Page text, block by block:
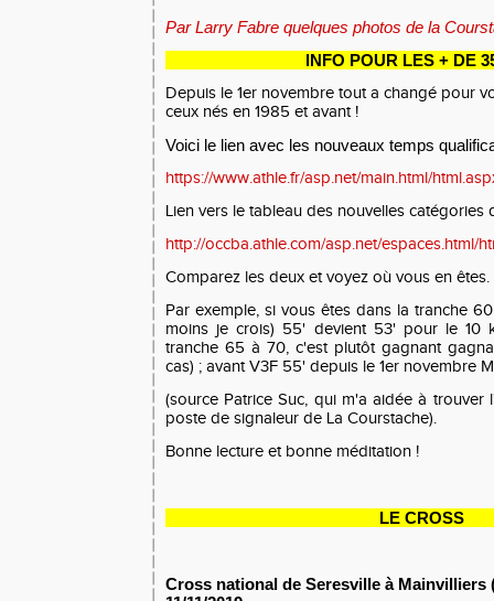
Par Larry Fabre quelques photos de la
INFO POUR LES + DE
Depuis le 1er novembre tout a changé pour
ceux nés en 1985 et avant !
Voici le lien avec les nouveaux temps
https://www.athle.fr/asp.net/main.html/
Lien vers le tableau des nouvelles catégories
http://occba.athle.com/asp.net/espaces.html/
Comparez les deux et voyez où vous en êtes.
Par exemple, si vous êtes dans la tranche
moins je crois) 55' devient 53' pour le 10
tranche 65 à 70, c'est plutôt gagnant
cas) ; avant V3F 55' depuis le 1er novembre
(source Patrice Suc, qui m'a aidée à trouver
poste de signaleur de La Courstache).
Bonne lecture et bonne méditation !
LE CROSS
Cross national de Seresville à Mainvilliers